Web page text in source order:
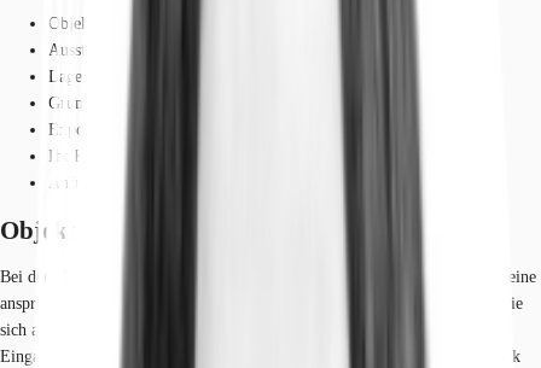
Objekt
Ausstattung
Lage und Verkehrsanbindung
Grundriss
Exposé herunterladen
Ihr Kontakt
Anfrage senden
Objekt
Bei dem 1995 fertiggestellten, modernen Bürogebäude handelt es sich um eine
ansprechende Immobilie mit einer Gesamtmietfläche von rund 7.800 m², die
sich auf mehrere Etagen verteilt. Es besticht durch einen repräsentativen
Eingangsbereich, der einen professionellen und einladenden ersten Eindruck